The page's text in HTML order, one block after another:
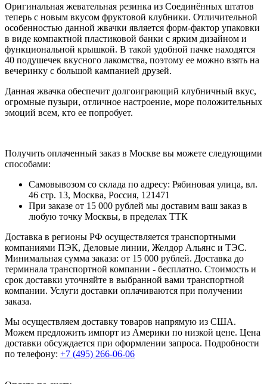
Оригинальная жевательная резинка из Соединённых штатов
теперь с новым вкусом фруктовой клубники. Отличительной
особенностью данной жвачки является форм-фактор упаковки
в виде компактной пластиковой банки с ярким дизайном и
функциональной крышкой. В такой удобной пачке находятся
40 подушечек вкусного лакомства, поэтому ее можно взять на
вечеринку с большой кампанией друзей.
Данная жвачка обеспечит долгоиграющий клубничный вкус,
огромные пузыри, отличное настроение, море положительных
эмоций всем, кто ее попробует.
Получить оплаченный заказ в Москве вы можете следующими
способами:
Самовывозом со склада по адресу: Рябиновая улица, вл.
46 стр. 13, Москва, Россия, 121471
При заказе от 15 000 рублей мы доставим ваш заказ в
любую точку Москвы, в пределах ТТК
Доставка в регионы РФ осуществляется транспортными
компаниями ПЭК, Деловые линии, Желдор Альянс и ТЭС.
Минимальная сумма заказа: от 15 000 рублей. Доставка до
терминала транспортной компании - бесплатно. Стоимость и
срок доставки уточняйте в выбранной вами транспортной
компании. Услуги доставки оплачиваются при получении
заказа.
Мы осуществляем доставку товаров напрямую из США.
Можем предложить импорт из Америки по низкой цене. Цена
доставки обсуждается при оформлении запроса. Подробности
по телефону: +7 (495) 266-06-06